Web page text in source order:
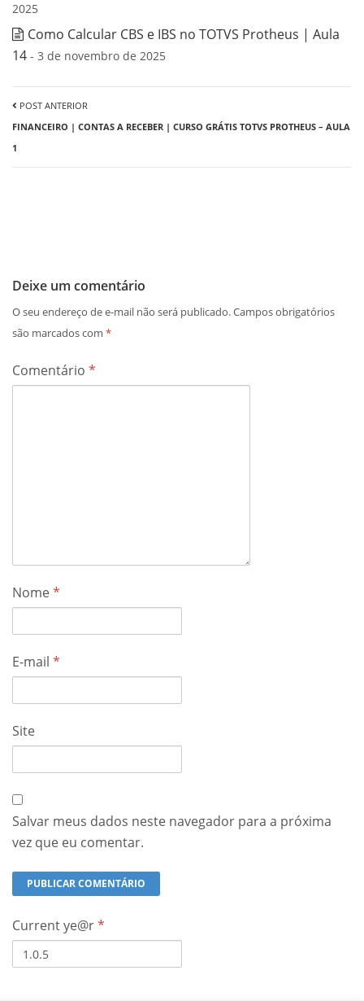
2025
Como Calcular CBS e IBS no TOTVS Protheus | Aula
14 - 3 de novembro de 2025
POST ANTERIOR
FINANCEIRO | CONTAS A RECEBER | CURSO GRÁTIS TOTVS PROTHEUS – AULA
1
Deixe um comentário
O seu endereço de e-mail não será publicado.Campos obrigatórios
são marcados com *
Comentário *
Nome*
E-mail *
Site
Salvar meus dados neste navegador para a próxima
vez que eu comentar.
Current ye@r*